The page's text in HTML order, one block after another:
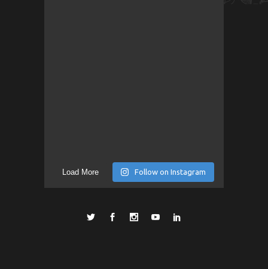
Load More Follow on Instagram